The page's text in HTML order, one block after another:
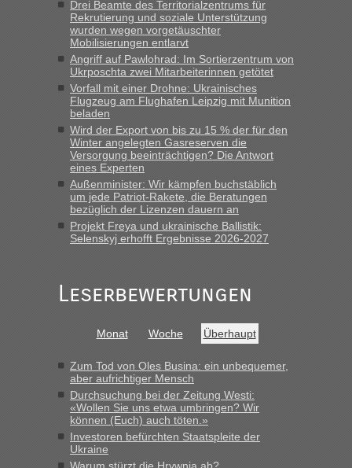
Straßen Kleidung bei der Einreise in die Ukraine
mitnehmen. Es ist gebrauchte Kleidung...“
Berichte und Reisetipps • Re: An welchem
Grenzübergang zwischen Polen und der Ukraine geht es am
schnellsten?
„Wir sind mit unserem Wohnmobil, wie geplant am Montag
15.6. in Krakovets rüber. Sehr zeitig los gegen 5 Uhr in der
Früh. Mit sehr sehr wenig Verkehr, super bis zur Grenze. Nur
8 PKW vor der Schranke....“
inBerichte und Reisetipps • Re: An welchem
Grenzübergang zwischen Polen und der Ukraine geht es am
schnellsten?
„Gestern 6 Stunden warten vor der Grenze Richtung Polen
Bernd D-UAinBerichte und Reisetipps • Re: An welchem
„Bin am Montag 15.6.26 um 8 Uhr in Urgyniw ausgereist,
das erste Mal an einem Montagmorgen ca. 15 Fahrzeuge
vor mir, bin sonst der Erste oder Zweite, egal, nach ca 20
Minuten wurde dann die nächste Welle...“
Berichte und Reisetipps • Re: An welchem
Grenzübergang zwischen Polen und der Ukraine geht es am
schnellsten?
Drei Beamte des Territorialzentrums für
Rekrutierung und soziale Unterstützung
wurden wegen vorgetäuschter
Mobilisierungen entlarvt
Angriff auf Pawlohrad: Im Sortierzentrum von
Ukrposchta zwei Mitarbeiterinnen getötet
Vorfall mit einer Drohne: Ukrainisches
Flugzeug am Flughafen Leipzig mit Munition
beladen
Wird der Export von bis zu 15 % der für den
Winter angelegten Gasreserven die
Versorgung beeinträchtigen? Die Antwort
eines Experten
Außenminister: Wir kämpfen buchstäblich
um jede Patriot-Rakete, die Beratungen
bezüglich der Lizenzen dauern an
Projekt Freya und ukrainische Ballistik:
Selenskyj erhofft Ergebnisse 2026-2027
Leserbewertungen
Monat Woche Überhaupt
Zum Tod von Oles Busina: ein unbequemer,
aber aufrichtiger Mensch
Durchsuchung bei der Zeitung Westi:
«Wollen Sie uns etwa umbringen? Wir
können (Euch) auch töten.»
Investoren befürchten Staatspleite der
Ukraine
Warum stürzt die Hrywnja ab?